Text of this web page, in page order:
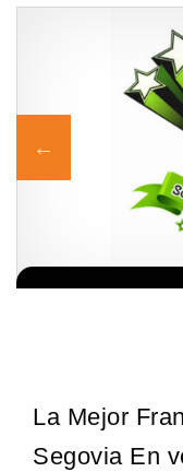
La Mejor
Segovia En